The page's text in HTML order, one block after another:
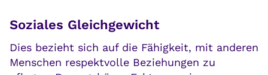
Soziales Gleichgewicht
Dies bezieht sich auf die Fähigkeit, mit anderen
Menschen respektvolle Beziehungen zu